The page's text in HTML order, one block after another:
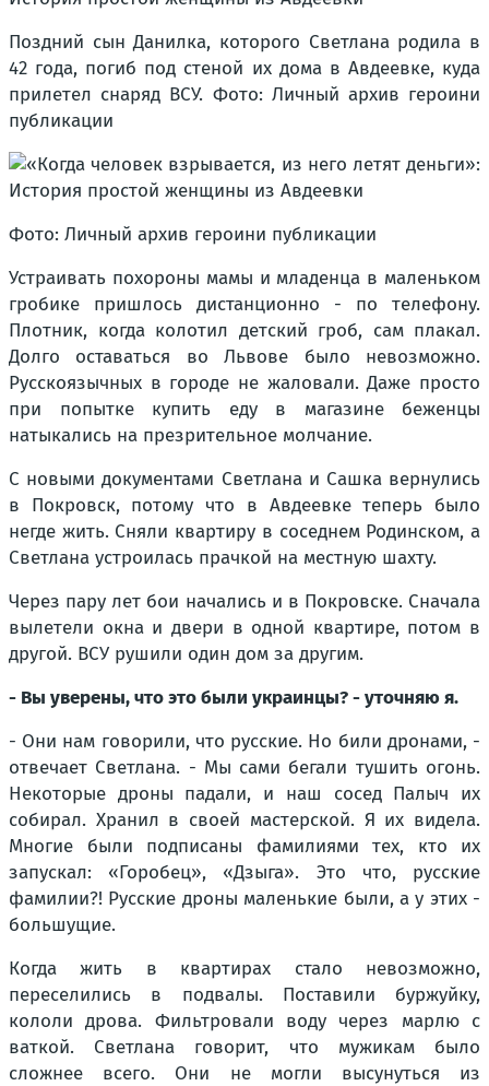
Поздний сын Данилка, которого Светлана родила в
42 года, погиб под стеной их дома в Авдеевке, куда
прилетел снаряд ВСУ. Фото: Личный архив героини
публикации
Фото: Личный архив героини публикации
Устраивать похороны мамы и младенца в маленьком
гробике пришлось дистанционно - по телефону.
Плотник, когда колотил детский гроб, сам плакал.
Долго оставаться во Львове было невозможно.
Русскоязычных в городе не жаловали. Даже просто
при попытке купить еду в магазине беженцы
натыкались на презрительное молчание.
С новыми документами Светлана и Сашка вернулись
в Покровск, потому что в Авдеевке теперь было
негде жить. Сняли квартиру в соседнем Родинском, а
Светлана устроилась прачкой на местную шахту.
Через пару лет бои начались и в Покровске. Сначала
вылетели окна и двери в одной квартире, потом в
другой. ВСУ рушили один дом за другим.
- Вы уверены, что это были украинцы? - уточняю я.
- Они нам говорили, что русские. Но били дронами, -
отвечает Светлана. - Мы сами бегали тушить огонь.
Некоторые дроны падали, и наш сосед Палыч их
собирал. Хранил в своей мастерской. Я их видела.
Многие были подписаны фамилиями тех, кто их
запускал: «Горобец», «Дзыга». Это что, русские
фамилии?! Русские дроны маленькие были, а у этих -
большущие.
Когда жить в квартирах стало невозможно,
переселились в подвалы. Поставили буржуйку,
кололи дрова. Фильтровали воду через марлю с
ваткой. Светлана говорит, что мужикам было
сложнее всего. Они не могли высунуться из